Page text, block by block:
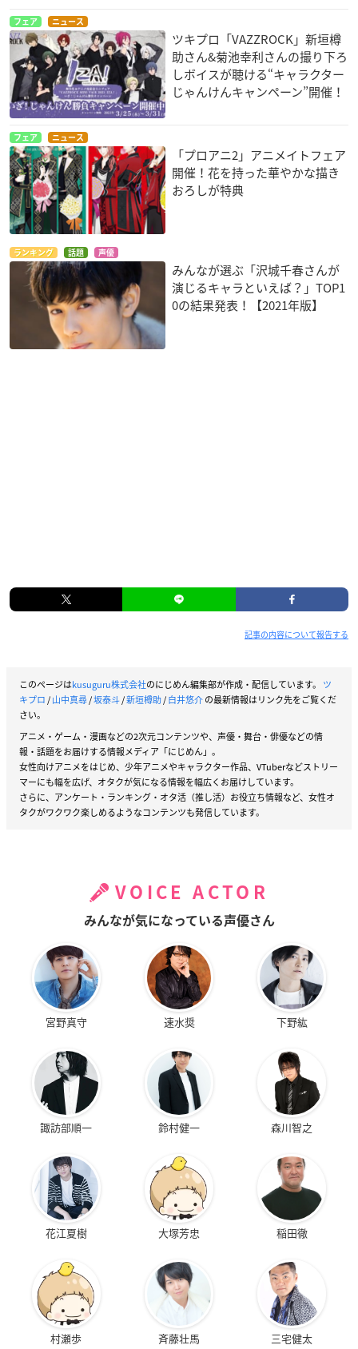
【注意事項】
※本公演のチケット購入時に登録の氏名・緊急連絡先は、万が
一来場者から感染者が発生した場合など必要に応じて保健所等
の公的機関へ提供させていただく場合がございます。予めご了
承ください。
※コロナウイルス感染予防に対する取り組みとお客様へのお願
いにつきましては、別途改めて掲載いたしますので、ご確認の
上ご来場ください。
オンラインシート
チケット販売価格：各公演6,000円(税込・特典付き)
【販売期間】
2021年11月6日(土)10:00～2021年12月5日(日)21:00
【配信期間】
各公演配信開始時間～12月5日(日)23:59
※イープラスのStreaming+での配信となります。
※公演当日の23:59までアーカイブをご覧いただけます。
菊池幸利、長谷川芳明、佐藤拓也、坂 泰斗、増元拓也、河
— VAZZROCK（バズロック）公式 (@vazzrock_info)April 2
8, 2021
フェア ニュース
ツキプロ「VAZZROCK」新垣樽
助さん&菊池幸利さんの撮り下ろ
しボイスが聴ける“キャラクター
じゃんけんキャンペーン”開催！
フェア ニュース
「プロアニ2」アニメイトフェア
開催！花を持った華やかな描き
おろしが特典
ランキング 話題 声優
みんなが選ぶ「沢城千春さんが
演じるキャラといえば？」TOP1
0の結果発表！【2021年版】
記事の内容について報告する
このページはkusuguru株式会社のにじめん編集部が作成・配信しています。 ツ
キプロ/山中真尋/坂泰斗/新垣樽助/白井悠介の最新情報はリンク先をご覧くだ
さい。
アニメ・ゲーム・漫画などの2次元コンテンツや、声優・舞台・俳優などの情
報・話題をお届けする情報メディア「にじめん」。
女性向けアニメをはじめ、少年アニメやキャラクター作品、VTuberなどストリー
マーにも幅を広げ、オタクが気になる情報を幅広くお届けしています。
さらに、アンケート・ランキング・オタ活（推し活）お役立ち情報など、女性オ
タクがワクワク楽しめるようなコンテンツも発信しています。
VOICE ACTOR
みんなが気になっている声優さん
宮野真守 速水奨 下野紘
諏訪部順一 鈴村健一 森川智之
花江夏樹 大塚芳忠 稲田徹
村瀬歩 斉藤壮馬 三宅健太